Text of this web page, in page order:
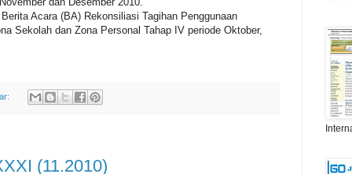
Acara (BA) Rekonsiliasi Tagihan Penggunaan
Sekolah dan Zona Personal Tahap IV periode Oktober,
(11.2010)